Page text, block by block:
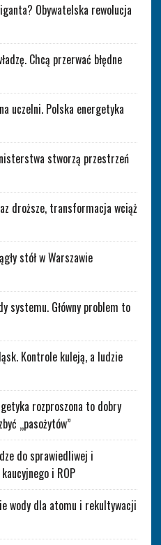
Obywatelska rewolucja
Chcą przerwać błędne
uczelni. Polska energetyka
stworzą przestrzeń
droższe, transformacja wciąż
stół w Warszawie
systemu. Główny problem to
Kontrole kuleją, a ludzie
rozproszona to dobry
„pasożytów”
do sprawiedliwej i
i ROP
wody dla atomu i rekultywacji